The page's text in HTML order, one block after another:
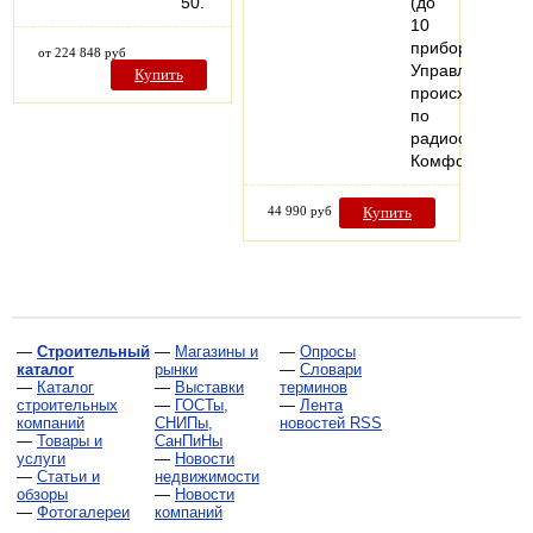
от 224 848 руб
Купить
10
приборов).
Управление
происходит
по
радиосигналу.
Комфортная…
44 990 руб Купить
— Строительный
каталог
— Каталог
строительных
компаний
— Товары и
услуги
— Статьи и
обзоры
— Фотогалереи
— Магазины и
рынки
— Выставки
— ГОСТы,
СНИПы,
СанПиНы
— Новости
недвижимости
— Новости
компаний
— Опросы
— Словари
терминов
— Лента
новостей RSS